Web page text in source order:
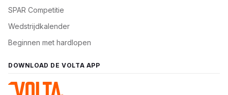
SPAR Competitie
Wedstrijdkalender
Beginnen met hardlopen
DOWNLOAD DE VOLTA APP